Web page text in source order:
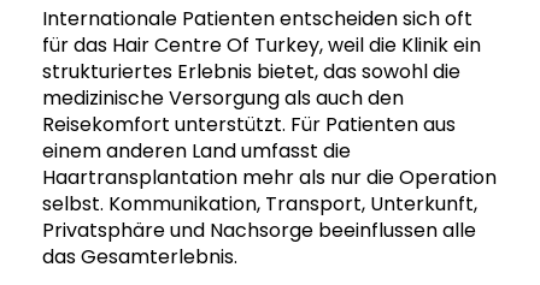
Internationale Patienten entscheiden sich oft
für das Hair Centre Of Turkey, weil die Klinik ein
strukturiertes Erlebnis bietet, das sowohl die
medizinische Versorgung als auch den
Reisekomfort unterstützt. Für Patienten aus
einem anderen Land umfasst die
Haartransplantation mehr als nur die Operation
selbst. Kommunikation, Transport, Unterkunft,
Privatsphäre und Nachsorge beeinflussen alle
das Gesamterlebnis.